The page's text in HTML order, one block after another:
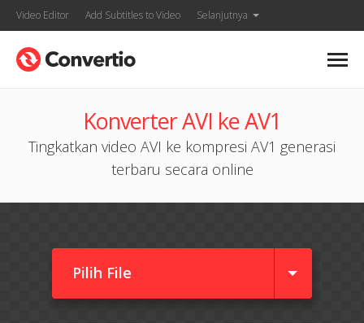
Video Editor Add Subtitles to Video Selanjutnya
Konverter AVI ke AV1
Tingkatkan video AVI ke kompresi AV1 generasi
terbaru secara online
Pilih File